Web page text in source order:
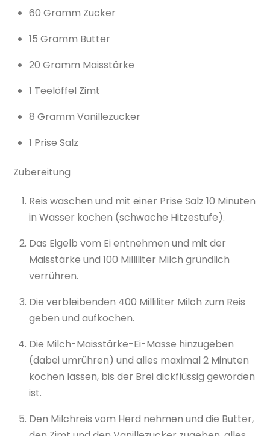
60 Gramm Zucker
15 Gramm Butter
20 Gramm Maisstärke
1 Teelöffel Zimt
8 Gramm Vanillezucker
1 Prise Salz
Zubereitung
Reis waschen und mit einer Prise Salz 10 Minuten
in Wasser kochen (schwache Hitzestufe).
Das Eigelb vom Ei entnehmen und mit der
Maisstärke und 100 Milliliter Milch gründlich
verrühren.
Die verbleibenden 400 Milliliter Milch zum Reis
geben und aufkochen.
Die Milch-Maisstärke-Ei-Masse hinzugeben
(dabei umrühren) und alles maximal 2 Minuten
kochen lassen, bis der Brei dickflüssig geworden
ist.
Den Milchreis vom Herd nehmen und die Butter,